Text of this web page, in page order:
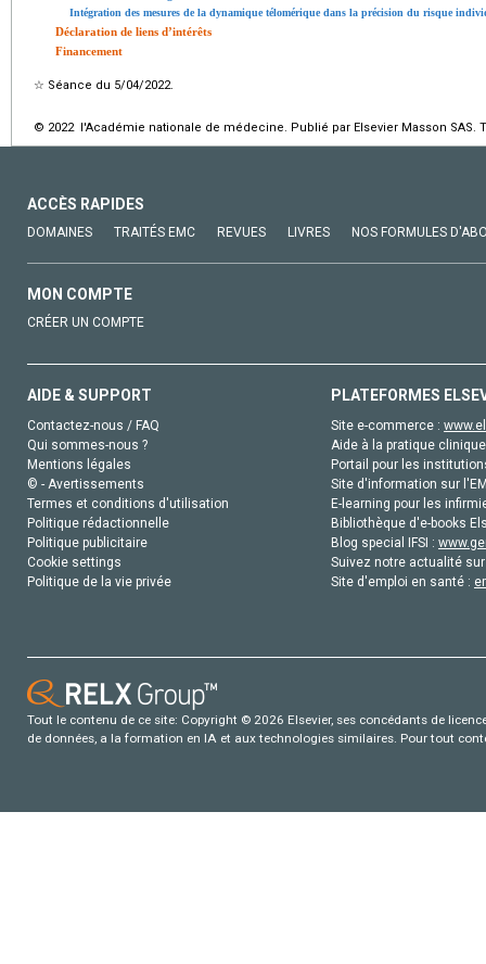
Intégration des mesures de la dynamique télomérique dans la précision du risque
Déclaration de liens d’intérêts
Financement
☆ Séance du 5/04/2022.
© 2022 l'Académie nationale de médecine. Publié par Elsevier Masson SAS.
ACCÈS RAPIDES
DOMAINES TRAITÉS EMC REVUES LIVRES NOS FORMULES
MON COMPTE
CRÉER UN COMPTE
AIDE & SUPPORT
Contactez-nous / FAQ
Qui sommes-nous ?
Mentions légales
© - Avertissements
Termes et conditions d'utilisation
Politique rédactionnelle
Politique publicitaire
Cookie settings
Politique de la vie privée
PLATEFORMES
Site e-commerce :
Aide à la pratique
Portail pour les
Site d'information sur
E-learning pour les
Bibliothèque d'e-books
Blog special IFSI :
Suivez notre actualité
Site d'emploi en santé :
Tout le contenu de ce site: Copyright © 2026 Elsevier, ses concédants de
de données, a la formation en IA et aux technologies similaires. Pour tout